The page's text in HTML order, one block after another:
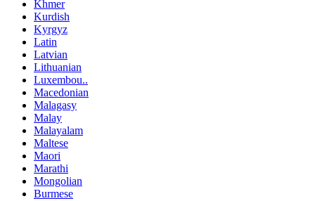
Khmer
Kurdish
Kyrgyz
Latin
Latvian
Lithuanian
Luxembou..
Macedonian
Malagasy
Malay
Malayalam
Maltese
Maori
Marathi
Mongolian
Burmese